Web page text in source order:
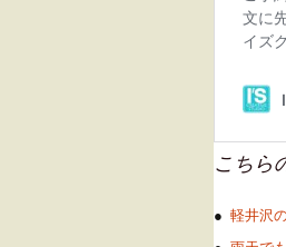
こちら
軽井沢